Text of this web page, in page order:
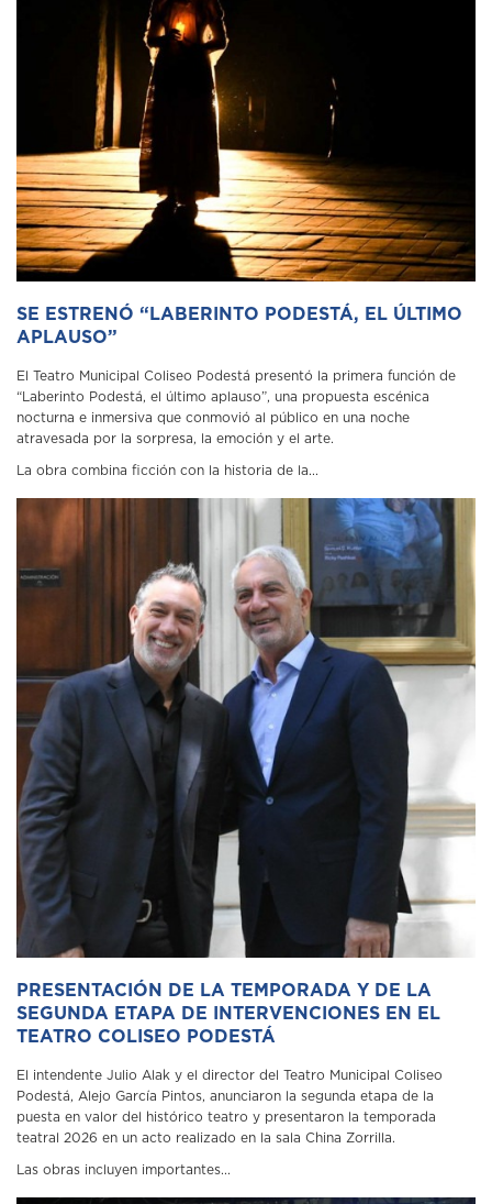
SE ESTRENÓ “LABERINTO PODESTÁ, EL ÚLTIMO
APLAUSO”
El Teatro Municipal Coliseo Podestá presentó la primera función de
“Laberinto Podestá, el último aplauso”, una propuesta escénica
nocturna e inmersiva que conmovió al público en una noche
atravesada por la sorpresa, la emoción y el arte.
La obra combina ficción con la historia de la...
PRESENTACIÓN DE LA TEMPORADA Y DE LA
SEGUNDA ETAPA DE INTERVENCIONES EN EL
TEATRO COLISEO PODESTÁ
El intendente Julio Alak y el director del Teatro Municipal Coliseo
Podestá, Alejo García Pintos, anunciaron la segunda etapa de la
puesta en valor del histórico teatro y presentaron la temporada
teatral 2026 en un acto realizado en la sala China Zorrilla.
Las obras incluyen importantes...